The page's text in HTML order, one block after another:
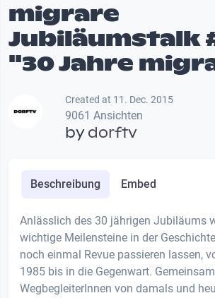
migrare
Jubiläumstalk
"30 Jahre
Created at 11. Dec. 2015
9061 Ansichten
bydorftv
Beschreibung Embed
Anlässlich des 30 jährigen Jubiläums
wichtige Meilensteine in der
noch einmal Revue passieren lassen,
1985 bis in die Gegenwart.
WegbegleiterInnen von damals und